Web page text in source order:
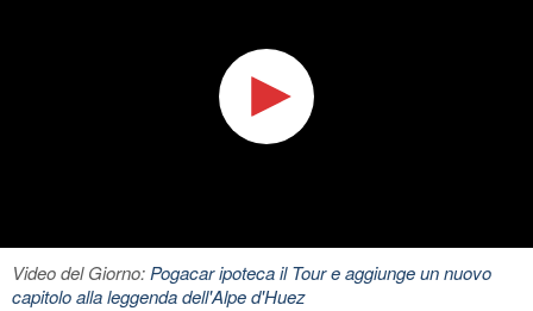
Video del Giorno: Pogacar ipoteca il Tour e aggiunge un nuovo
capitolo alla leggenda dell'Alpe d'Huez